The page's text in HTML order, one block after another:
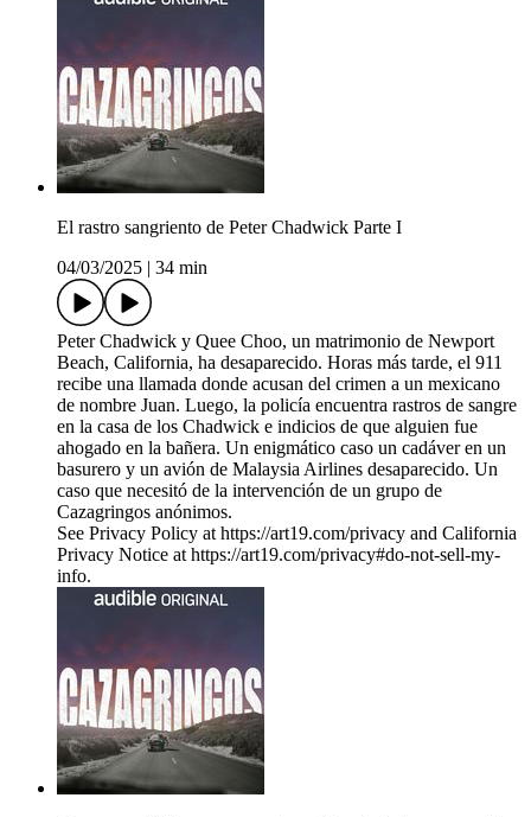
El rastro sangriento de Peter Chadwick Parte I
04/03/2025
34 min
Peter Chadwick y Quee Choo, un matrimonio de Newport
Beach, California, ha desaparecido. Horas más tarde, el 911
recibe una llamada donde acusan del crimen a un mexicano
de nombre Juan. Luego, la policía encuentra rastros de sangre
en la casa de los Chadwick e indicios de que alguien fue
ahogado en la bañera. Un enigmático caso un cadáver en un
basurero y un avión de Malaysia Airlines desaparecido. Un
caso que necesitó de la intervención de un grupo de
Cazagringos anónimos.
See Privacy Policy at https://art19.com/privacy and California
Privacy Notice at https://art19.com/privacy#do-not-sell-my-
info.